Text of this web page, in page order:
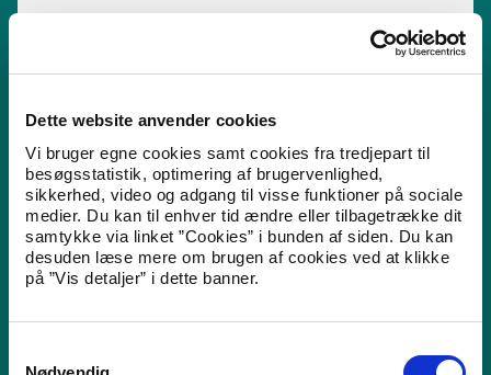
Dette website anvender cookies
Vi bruger egne cookies samt cookies fra tredjepart til
besøgsstatistik, optimering af brugervenlighed,
sikkerhed, video og adgang til visse funktioner på sociale
medier. Du kan til enhver tid ændre eller tilbagetrække dit
samtykke via linket ”Cookies” i bunden af siden. Du kan
desuden læse mere om brugen af cookies ved at klikke
på ”Vis detaljer” i dette banner.
eller vil du ansøge om ophold i Danmark, så kan du